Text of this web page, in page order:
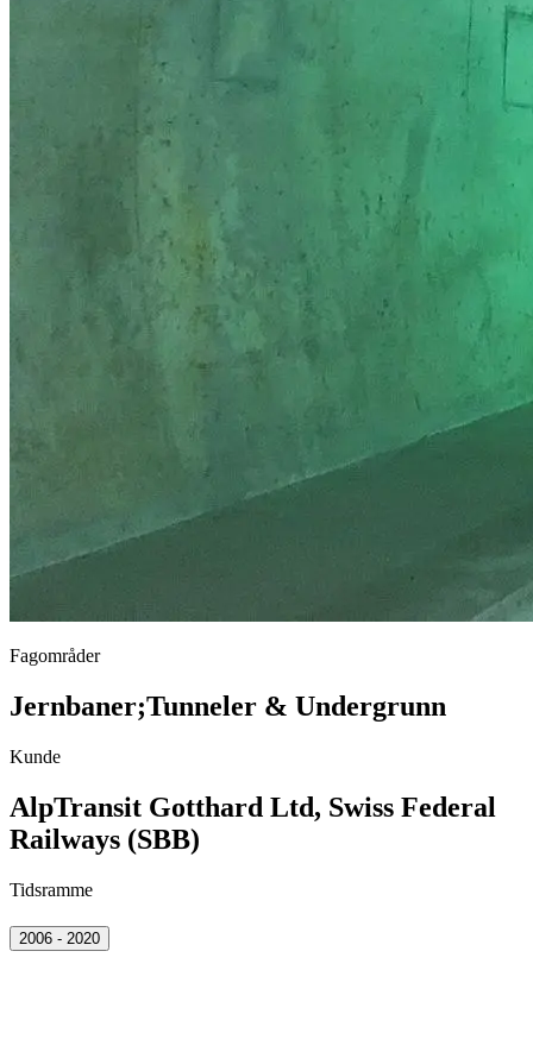
Fagområder
Jernbaner;Tunneler & Undergrunn
Kunde
AlpTransit Gotthard Ltd, Swiss Federal
Railways (SBB)
Tidsramme
2006 - 2020